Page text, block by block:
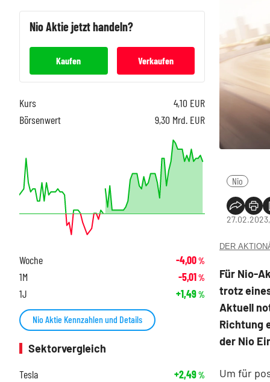
Nio
DER
Für Nio-
trotz
Aktuell
Richtung
der Nio
Um für
NioAktie jetzt handeln?
Kaufen Verkaufen
Kurs 4,10 EUR
Börsenwert
9,30 Mrd. EUR
Woche -4,00%
1M -5,01%
1J +1,49%
Nio Aktie Kennzahlen und Details
Sektorvergleich
Tesla
+2,49%